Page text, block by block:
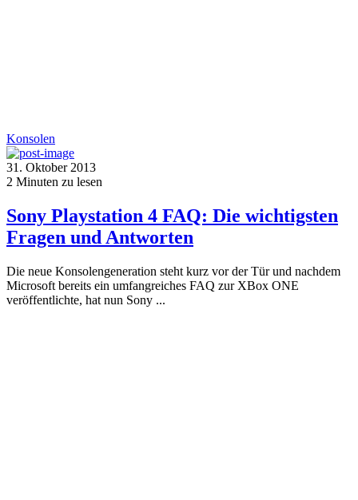
Konsolen
31. Oktober 2013
2 Minuten zu lesen
Sony Playstation 4 FAQ: Die wichtigsten
Fragen und Antworten
Die neue Konsolengeneration steht kurz vor der Tür und nachdem
Microsoft bereits ein umfangreiches FAQ zur XBox ONE
veröffentlichte, hat nun Sony ...